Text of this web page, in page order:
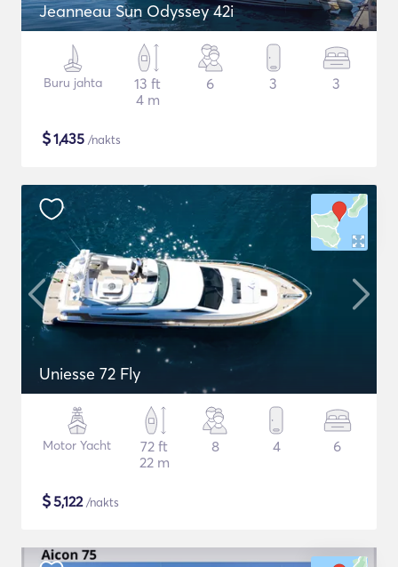
Jeanneau Sun Odyssey 42i
Buru jahta
13 ft
4 m
6 3 3
$1,435 /nakts
Uniesse 72 Fly
Motor Yacht
72 ft
22 m
8 4 6
$5,122/nakts